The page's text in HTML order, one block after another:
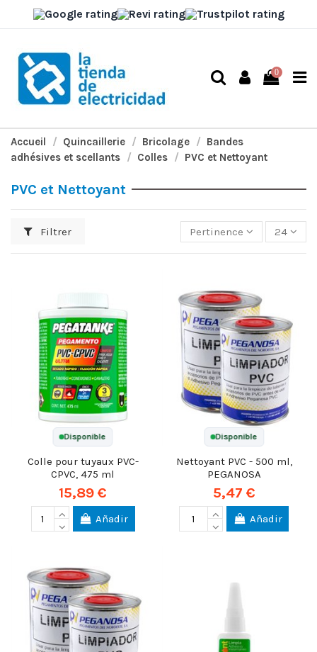
0
Accueil Quincaillerie Bricolage
Bandes
adhésives et scellants
Colles PVC et Nettoyant
PVC et Nettoyant
Filtrer Pertinence 24
Disponible
Colle pour tuyaux PVC-
CPVC, 475 ml
15,89 €
Añadir
Disponible
Nettoyant PVC - 500 ml,
PEGANOSA
5,47 €
Añadir